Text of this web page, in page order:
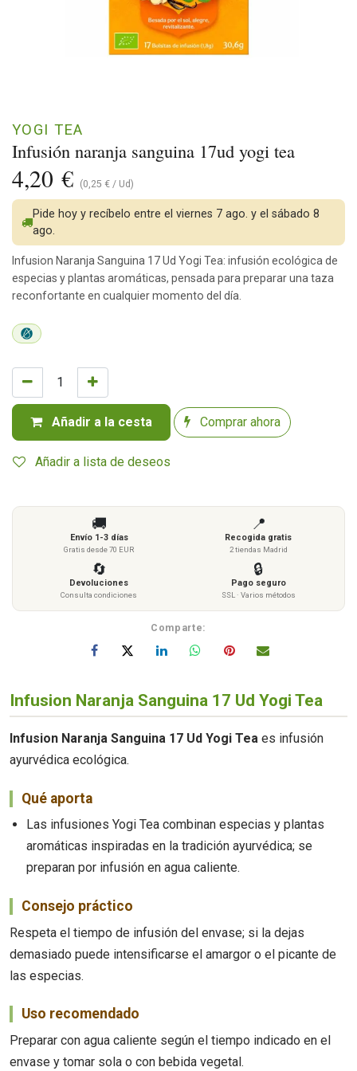
Infusión naranja sanguina 17ud yogi tea
YOGI TEA
4,20 € (0,25 € / Ud)
Añadir a la cesta Comprar ahora
Añadir a lista de deseos
Pide hoy y recíbelo entre el viernes 7 ago. y el sábado 8
ago.
Infusion Naranja Sanguina 17 Ud Yogi Tea: infusión ecológica de
especias y plantas aromáticas, pensada para preparar una taza
reconfortante en cualquier momento del día.
🚚
Envío 1-3 días
Gratis desde 70 EUR
📍
Recogida gratis
2 tiendas Madrid
🔄
Devoluciones
Consulta condiciones
🔒
Pago seguro
SSL · Varios métodos
Comparte:
Infusion Naranja Sanguina 17 Ud Yogi Tea
Infusion Naranja Sanguina 17 Ud Yogi Tea es infusión
ayurvédica ecológica.
Qué aporta
Las infusiones Yogi Tea combinan especias y plantas
aromáticas inspiradas en la tradición ayurvédica; se
preparan por infusión en agua caliente.
Consejo práctico
Respeta el tiempo de infusión del envase; si la dejas
demasiado puede intensificarse el amargor o el picante de
las especias.
Uso recomendado
Preparar con agua caliente según el tiempo indicado en el
envase y tomar sola o con bebida vegetal.